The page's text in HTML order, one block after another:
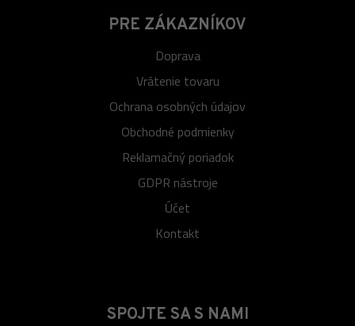
PRE ZÁKAZNÍKOV
Doprava
Vrátenie tovaru
Ochrana osobných údajov
Obchodné podmienky
Reklamačný poriadok
GDPR nástroje
Účet
Kontakt
SPOJTE SA S NAMI